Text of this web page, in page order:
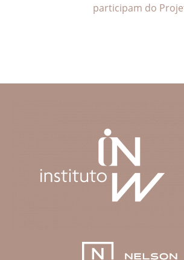
participam do